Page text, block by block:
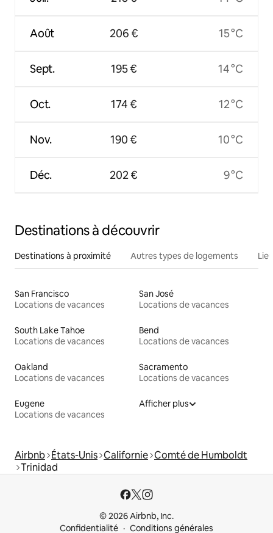
Août
Sept.
Oct.
Nov.
Déc.
206 €
195 €
174 €
190 €
202 €
15 °C
14 °C
12 °C
10 °C
9 °C
Destinations à découvrir
Destinations à proximité Autres types de logements
San Francisco
Locations de vacances
San José
Locations de vacances
South Lake Tahoe
Locations de vacances
Bend
Locations de vacances
Oakland
Locations de vacances
Sacramento
Locations de vacances
Eugene
Locations de vacances
Afficher plus
Airbnb États-Unis Californie Comté de Humboldt
Trinidad
© 2026 Airbnb, Inc.
Confidentialité
Conditions générales